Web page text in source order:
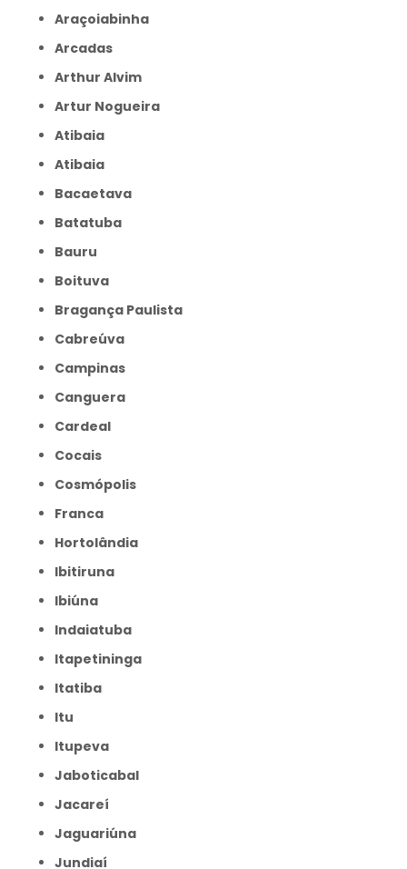
Araçoiabinha
Arcadas
Arthur Alvim
Artur Nogueira
Atibaia
Atibaia
Bacaetava
Batatuba
Bauru
Boituva
Bragança Paulista
Cabreúva
Campinas
Canguera
Cardeal
Cocais
Cosmópolis
Franca
Hortolândia
Ibitiruna
Ibiúna
Indaiatuba
Itapetininga
Itatiba
Itu
Itupeva
Jaboticabal
Jacareí
Jaguariúna
Jundiaí